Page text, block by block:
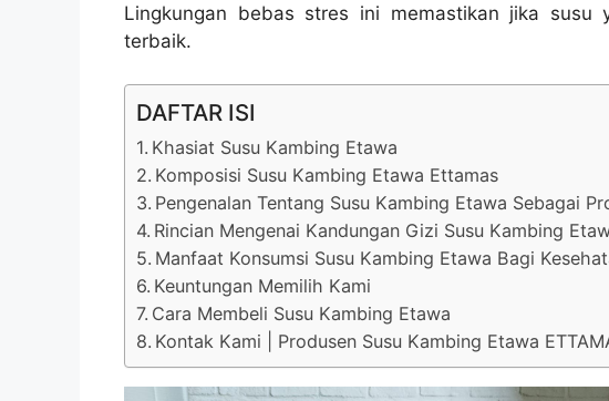
Lingkungan bebas stres ini memastikan jika susu
terbaik.
DAFTAR ISI
Khasiat Susu Kambing Etawa
Komposisi Susu Kambing Etawa Ettamas
Pengenalan Tentang Susu Kambing Etawa Sebagai
Rincian Mengenai Kandungan Gizi Susu Kambing
Manfaat Konsumsi Susu Kambing Etawa Bagi
Keuntungan Memilih Kami
Cara Membeli Susu Kambing Etawa
Kontak Kami | Produsen Susu Kambing Etawa